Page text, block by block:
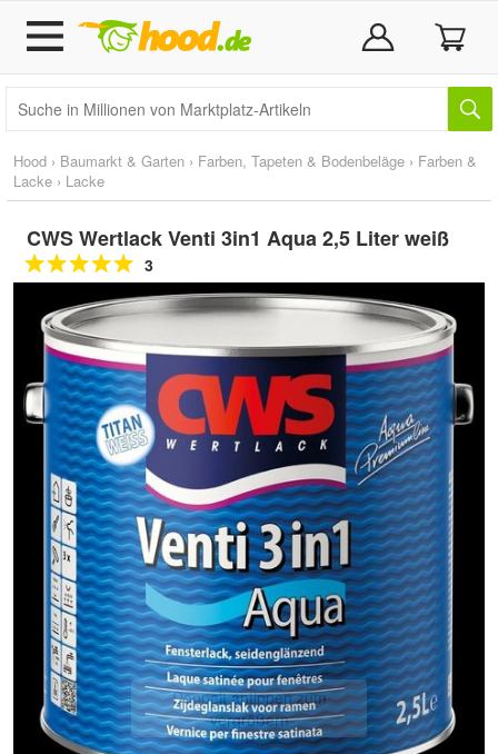
Hood › Baumarkt & Garten › Farben, Tapeten & Bodenbeläge › Farben &
Lacke › Lacke
CWS Wertlack Venti 3in1 Aqua 2,5 Liter weiß
3
Doppelt antippen zum
vergrößern